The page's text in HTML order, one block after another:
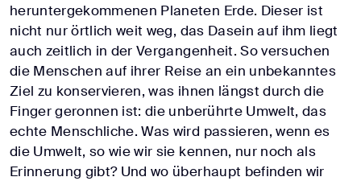
heruntergekommenen Planeten Erde. Dieser ist
nicht nur örtlich weit weg, das Dasein auf ihm liegt
auch zeitlich in der Vergangenheit. So versuchen
die Menschen auf ihrer Reise an ein unbekanntes
Ziel zu konservieren, was ihnen längst durch die
Finger geronnen ist: die unberührte Umwelt, das
echte Menschliche. Was wird passieren, wenn es
die Umwelt, so wie wir sie kennen, nur noch als
Erinnerung gibt? Und wo überhaupt befinden wir